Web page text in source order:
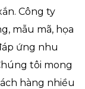
Công ty
mẫu mã, họa
ứng nhu
tôi mong
hàng nhiều